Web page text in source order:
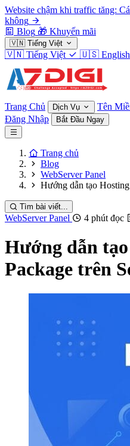
Website chậm khi traffic tăng:
không
Blog 🎁 Khuyến mãi
🇻🇳 Tiếng Việt
🇻🇳 Tiếng Việt 🇺🇸 English
Trang Chủ Dịch Vụ Tên
Đăng Nhập Bắt Đầu Ngay
Trang chủ
Blog
WebServer Panel
Hướng dẫn tạo
Tìm bài viết...
WebServer Panel 4 phút đọc
Hướng dẫn
Package trên